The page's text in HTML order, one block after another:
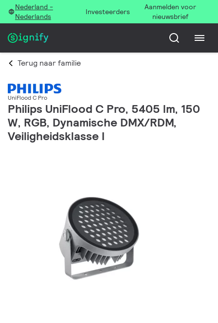
Nederland -
Nederlands
Investeerders
Aanmelden voor
nieuwsbrief
Terug naar familie
UniFlood C Pro
Philips UniFlood C Pro, 5405 lm, 150
W, RGB, Dynamische DMX/RDM,
Veiligheidsklasse I